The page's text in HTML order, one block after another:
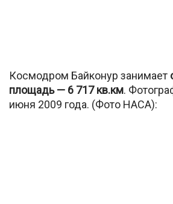
Космодром Байконур занимает
площадь — 6 717 кв.км.
июня 2009 года. (Фото НАСА):